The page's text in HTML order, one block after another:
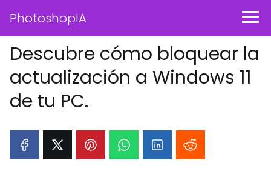
PhotoshopIA
Descubre cómo bloquear la
actualización a Windows 11
de tu PC.